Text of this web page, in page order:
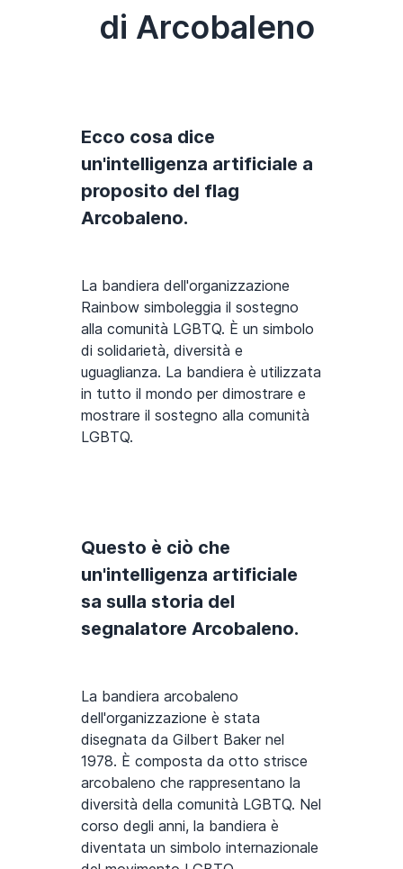
di Arcobaleno
Ecco cosa dice
un'intelligenza artificiale a
proposito del flag
Arcobaleno.
La bandiera dell'organizzazione
Rainbow simboleggia il sostegno
alla comunità LGBTQ. È un simbolo
di solidarietà, diversità e
uguaglianza. La bandiera è utilizzata
in tutto il mondo per dimostrare e
mostrare il sostegno alla comunità
LGBTQ.
Questo è ciò che
un'intelligenza artificiale
sa sulla storia del
segnalatore Arcobaleno.
La bandiera arcobaleno
dell'organizzazione è stata
disegnata da Gilbert Baker nel
1978. È composta da otto strisce
arcobaleno che rappresentano la
diversità della comunità LGBTQ. Nel
corso degli anni, la bandiera è
diventata un simbolo internazionale